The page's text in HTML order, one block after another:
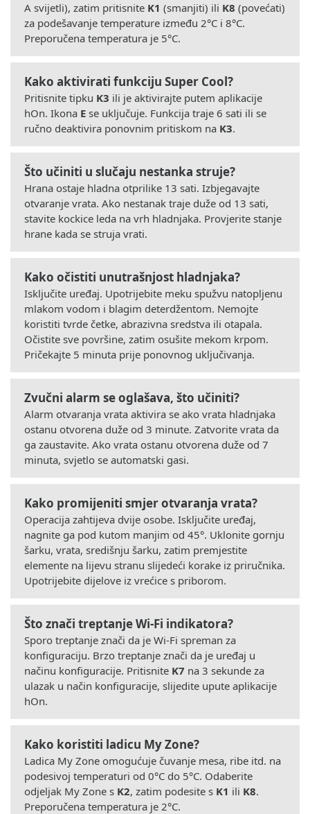
A svijetli), zatim pritisnite K1 (smanjiti) ili K8 (povećati)
za podešavanje temperature između 2°C i 8°C.
Preporučena temperatura je 5°C.
Kako aktivirati funkciju Super Cool?
Pritisnite tipku K3 ili je aktivirajte putem aplikacije
hOn. Ikona E se uključuje. Funkcija traje 6 sati ili se
ručno deaktivira ponovnim pritiskom na K3.
Što učiniti u slučaju nestanka struje?
Hrana ostaje hladna otprilike 13 sati. Izbjegavajte
otvaranje vrata. Ako nestanak traje duže od 13 sati,
stavite kockice leda na vrh hladnjaka. Provjerite stanje
hrane kada se struja vrati.
Kako očistiti unutrašnjost hladnjaka?
Isključite uređaj. Upotrijebite meku spužvu natopljenu
mlakom vodom i blagim deterdžentom. Nemojte
koristiti tvrde četke, abrazivna sredstva ili otapala.
Očistite sve površine, zatim osušite mekom krpom.
Pričekajte 5 minuta prije ponovnog uključivanja.
Zvučni alarm se oglašava, što učiniti?
Alarm otvaranja vrata aktivira se ako vrata hladnjaka
ostanu otvorena duže od 3 minute. Zatvorite vrata da
ga zaustavite. Ako vrata ostanu otvorena duže od 7
minuta, svjetlo se automatski gasi.
Kako promijeniti smjer otvaranja vrata?
Operacija zahtijeva dvije osobe. Isključite uređaj,
nagnite ga pod kutom manjim od 45°. Uklonite gornju
šarku, vrata, središnju šarku, zatim premjestite
elemente na lijevu stranu slijedeći korake iz priručnika.
Upotrijebite dijelove iz vrećice s priborom.
Što znači treptanje Wi-Fi indikatora?
Sporo treptanje znači da je Wi-Fi spreman za
konfiguraciju. Brzo treptanje znači da je uređaj u
načinu konfiguracije. Pritisnite K7 na 3 sekunde za
ulazak u način konfiguracije, slijedite upute aplikacije
hOn.
Kako koristiti ladicu My Zone?
Ladica My Zone omogućuje čuvanje mesa, ribe itd. na
podesivoj temperaturi od 0°C do 5°C. Odaberite
odjeljak My Zone s K2, zatim podesite s K1 ili K8.
Preporučena temperatura je 2°C.